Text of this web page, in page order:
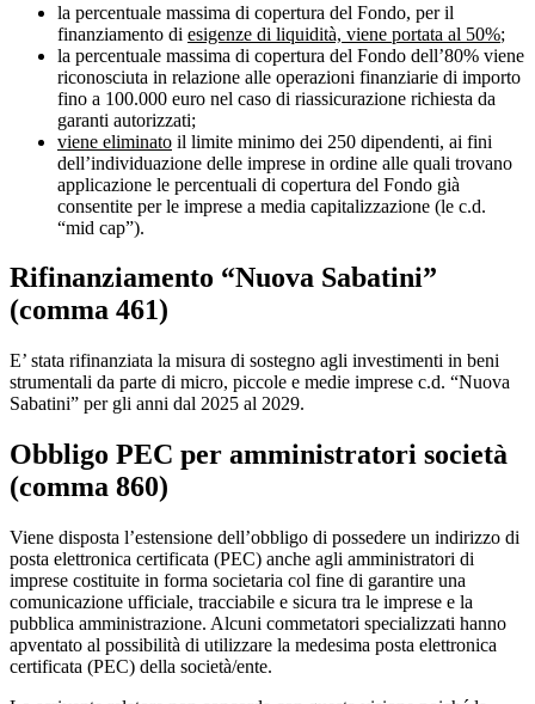
la percentuale massima di copertura del Fondo, per il
finanziamento di esigenze di liquidità, viene portata al 50%;
la percentuale massima di copertura del Fondo dell’80% viene
riconosciuta in relazione alle operazioni finanziarie di importo
fino a 100.000 euro nel caso di riassicurazione richiesta da
garanti autorizzati;
viene eliminato il limite minimo dei 250 dipendenti, ai fini
dell’individuazione delle imprese in ordine alle quali trovano
applicazione le percentuali di copertura del Fondo già
consentite per le imprese a media capitalizzazione (le c.d.
“mid cap”).
Rifinanziamento “Nuova Sabatini”
(comma 461)
E’ stata rifinanziata la misura di sostegno agli investimenti in beni
strumentali da parte di micro, piccole e medie imprese c.d. “Nuova
Sabatini” per gli anni dal 2025 al 2029.
Obbligo PEC per amministratori società
(comma 860)
Viene disposta l’estensione dell’obbligo di possedere un indirizzo di
posta elettronica certificata (PEC) anche agli amministratori di
imprese costituite in forma societaria col fine di garantire una
comunicazione ufficiale, tracciabile e sicura tra le imprese e la
pubblica amministrazione. Alcuni commetatori specializzati hanno
apventato al possibilità di utilizzare la medesima posta elettronica
certificata (PEC) della società/ente.